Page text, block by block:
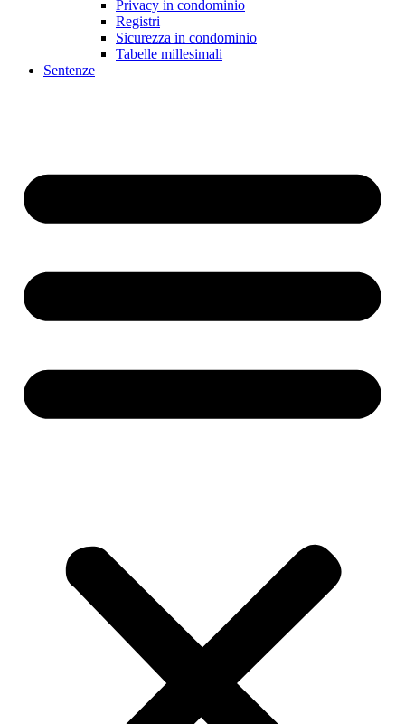
Privacy in condominio
Registri
Sicurezza in condominio
Tabelle millesimali
Sentenze